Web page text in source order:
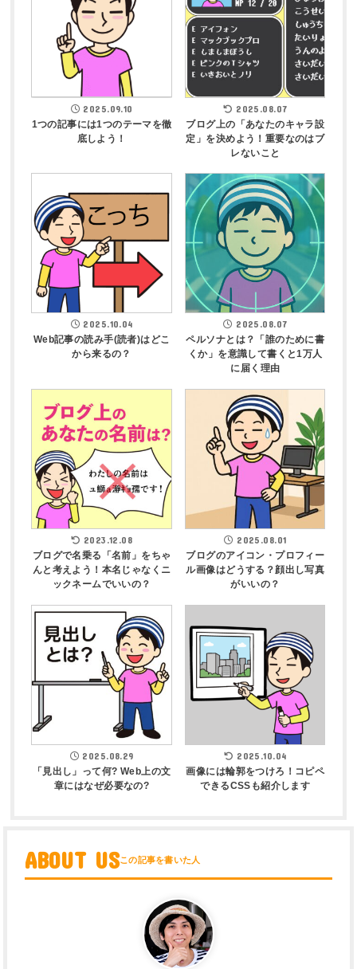
2025.09.10
1つの記事には1つのテーマを徹
底しよう！
2025.08.07
ブログ上の「あなたのキャラ設
定」を決めよう！重要なのはブ
レないこと
2025.10.04
Web記事の読み手(読者)はどこ
から来るの？
2025.08.07
ペルソナとは？「誰のために書
くか」を意識して書くと1万人
に届く理由
2023.12.08
ブログで名乗る「名前」をちゃ
んと考えよう！本名じゃなくニ
ックネームでいいの？
2025.08.01
ブログのアイコン・プロフィー
ル画像はどうする？顔出し写真
がいいの？
2025.08.29
「見出し」って何? Web上の文
章にはなぜ必要なの?
2025.10.04
画像には輪郭をつけろ！コピペ
できるCSSも紹介します
ABOUT US